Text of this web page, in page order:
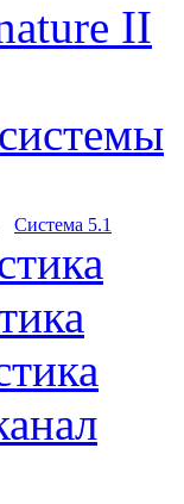
II
Система 5.1